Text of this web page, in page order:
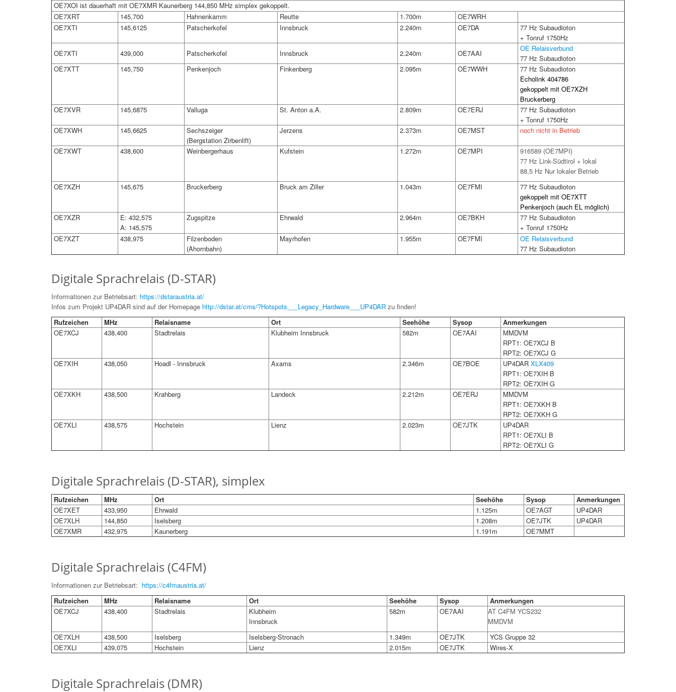
OE7XOI ist dauerhaft mit OE7XMR Kaunerberg 144,850 MHz simplex gekoppelt.
OE7XRT
145,700 Hahnenkamm Reutte 1.700m
OE7WRH
OE7XTI
145,6125 Patscherkofel Innsbruck 2.240m OE7DA
77 Hz Subaudioton
+ Tonruf 1750Hz
OE7XTI
439,000 Patscherkofel Innsbruck 2.240m OE7AAI
OE Relaisverbund
77 Hz Subaudioton
OE7XTT
145,750 Penkenjoch Finkenberg 2.095m OE7WWH
77 Hz Subaudioton
Echolink 404786
gekoppelt mit OE7XZH
Bruckerberg
OE7XVR
145,6875 Valluga St. Anton a.A. 2.809m OE7ERJ
77 Hz Subaudioton
+ Tonruf 1750Hz
OE7XWH
145,6625
Sechszeiger
(Bergstation Zirbenlift)
Jerzens 2.373m OE7MST noch nicht in Betrieb
OE7XWT 438,600 Weinbergerhaus Kufstein 1.272m OE7MPI
916589 (OE7MPI)
77 Hz Link-Südtirol + lokal
88,5 Hz Nur lokaler Betrieb
OE7XZH
145,675 Bruckerberg Bruck am Ziller 1.043m OE7FMI
77 Hz Subaudioton
gekoppelt mit OE7XTT
Penkenjoch (auch EL möglich)
OE7XZR
E: 432,575
A: 145,575
Zugspitze Ehrwald 2.964m OE7BKH
77 Hz Subaudioton
+ Tonruf 1750Hz
OE7XZT
438,975
Filzenboden
(Ahornbahn)
Mayrhofen 1.955m OE7FMI
OE Relaisverbund
77 Hz Subaudioton
Digitale Sprachrelais (D-STAR)
Informationen zur Betriebsart: https://dstaraustria.at/
Infos zum Projekt UP4DAR sind auf der Homepage http://dstar.at/cms/?Hotspots___Legacy_Hardware___UP4DAR zu finden!
Rufzeichen
MHz Relaisname Ort Seehöhe Sysop
Anmerkungen
OE7XCJ
438,400 Stadtrelais Klubheim Innsbruck 582m OE7AAI
MMDVM
RPT1: OE7XCJ B
RPT2: OE7XCJ G
OE7XIH
438,050 Hoadl - Innsbruck Axams 2.346m OE7BOE UP4DAR XLX409
RPT1: OE7XIH B
RPT2: OE7XIH G
OE7XKH
438,500 Krahberg Landeck 2.212m OE7ERJ
MMDVM
RPT1: OE7XKH B
RPT2: OE7XKH G
OE7XLI
438,575 Hochstein Lienz 2.023m OE7JTK
UP4DAR
RPT1: OE7XLI B
RPT2: OE7XLI G
Digitale Sprachrelais (D-STAR), simplex
Rufzeichen MHz Ort Seehöhe Sysop
Anmerkungen
OE7XET
433,950 Ehrwald 1.125m OE7AGT
UP4DAR
OE7XLH
144,850 Iselsberg 1.208m OE7JTK
UP4DAR
OE7XMR
432,975 Kaunerberg 1.191m OE7MMT
Digitale Sprachrelais (C4FM)
Informationen zur Betriebsart: https://c4fmaustria.at/
Rufzeichen
MHz Relaisname Ort Seehöhe Sysop
Anmerkungen
OE7XCJ
438,400 Stadtrelais
Klubheim
Innsbruck
582m OE7AAI
AT C4FM YCS232
MMDVM
OE7XLH
438,500 Iselsberg Iselsberg-Stronach 1.349m OE7JTK
YCS Gruppe 32
OE7XLI
439,075 Hochstein Lienz 2.015m OE7JTK Wires-X
Digitale Sprachrelais (DMR)